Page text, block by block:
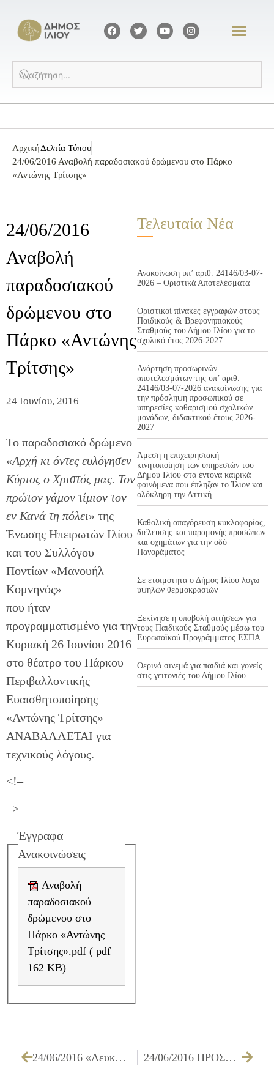
ΑρχικήΔελτία Τύπου
24/06/2016 Αναβολή παραδοσιακού δρώμενου στο Πάρκο
«Αντώνης Τρίτσης»
24/06/2016
Αναβολή
παραδοσιακού
δρώμενου στο
Πάρκο «Αντώνης
Τρίτσης»
24 Ιουνίου, 2016
Το παραδοσιακό δρώμενο
«Αρχή κι όντες ευλόγησεν
Κύριος ο Χριστός μας. Τον
πρώτον γάμον τίμιον τον
εν Κανά τη πόλει» της
Ένωσης Ηπειρωτών Ιλίου
και του Συλλόγου
Ποντίων «Μανουήλ
Κομνηνός»
που ήταν
προγραμματισμένο για την
Κυριακή 26 Ιουνίου 2016
στο θέατρο του Πάρκου
Περιβαλλοντικής
Ευαισθητοποίησης
«Αντώνης Τρίτσης»
ΑΝΑΒΑΛΛΕΤΑΙ για
τεχνικούς λόγους.
<!–
–>
Έγγραφα –
Ανακοινώσεις
παραδοσιακού
δρώμενου στο
Πάρκο «Αντώνης
Τρίτσης».pdf ( pdf
162 KB)
Τελευταία Νέα
Ανακοίνωση υπ’ αριθ. 24146/03-07-
2026 – Οριστικά Αποτελέσματα
Οριστικοί πίνακες εγγραφών στους
Παιδικούς & Βρεφονηπιακούς
Σταθμούς του Δήμου Ιλίου για το
σχολικό έτος 2026-2027
Ανάρτηση προσωρινών
αποτελεσμάτων της υπ’ αριθ.
24146/03-07-2026 ανακοίνωσης για
την πρόσληψη προσωπικού σε
υπηρεσίες καθαρισμού σχολικών
μονάδων, διδακτικού έτους 2026-
2027
Άμεση η επιχειρησιακή
κινητοποίηση των υπηρεσιών του
Δήμου Ιλίου στα έντονα καιρικά
φαινόμενα που έπληξαν το Ίλιον και
ολόκληρη την Αττική
Καθολική απαγόρευση κυκλοφορίας,
διέλευσης και παραμονής προσώπων
και οχημάτων για την οδό
Πανοράματος
Σε ετοιμότητα ο Δήμος Ιλίου λόγω
υψηλών θερμοκρασιών
Ξεκίνησε η υποβολή αιτήσεων για
τους Παιδικούς Σταθμούς μέσω του
Ευρωπαϊκού Προγράμματος ΕΣΠΑ
Θερινό σινεμά για παιδιά και γονείς
στις γειτονιές του Δήμου Ιλίου
24/06/2016 «Λευκή Νύχτα» μια μεγάλη γιορτή στο Ίλιον 24/06/2016 ΠΡΟΣΚΛΗΣΗ ΕΚΔΗΛΩΣΗΣ ΕΝΔΙΑΦΕΡΟΝΤΟΣ ΓΙΑ ΠΟΛΙΤΙΣΤΙΚΕΣ ΕΚΔΗΛΩΣΕΙΣ ΔΙΜΗΝΟΥ ΣΕΠΤΕΜΒΡΙΟΥ – ΟΚΤΩΒΡΙΟΥ 2016